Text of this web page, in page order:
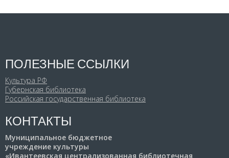
ПОЛЕЗНЫЕ ССЫЛКИ
Культура РФ
Губернская библиотека
Российская государственная библиотека
КОНТАКТЫ
Муниципальное бюджетное
учреждение культуры
«Ивантеевская централизованная библиотечная